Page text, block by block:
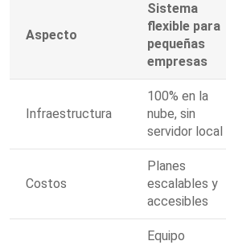
Aspecto
Sistema
flexible para
pequeñas
empresas
Infraestructura
100% en la
nube, sin
servidor local
Costos
Planes
escalables y
accesibles
Equipo